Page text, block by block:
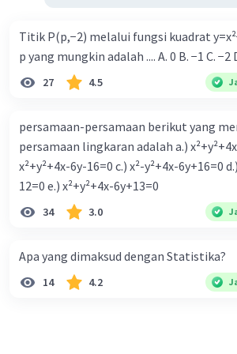
16a + b = 72
16(2) + b = 72
32 + b = 72
b = 72 - 32
Maka:
a + b = 2 + 40 = 42
Jadi, nilai a + b adalah 42.
Oleh karena itu, jawaban yang
Beri Rating·0.0(0) Balas
Titik P(p,−2) melalui fungsi kuadrat
p yang mungkin adalah .... A. 0 B. −1 C. −2
27 4.5
persamaan-persamaan berikut yang
persamaan lingkaran adalah a.) x²+y²+4x-6y-12=0 b.)
x²+y²+4x-6y-16=0 c.) x²-y²+4x-6y+16=0
12=0 e.) x²+y²+4x-6y+13=0
34 3.0
Apa yang dimaksud dengan Statistika?
14 4.2